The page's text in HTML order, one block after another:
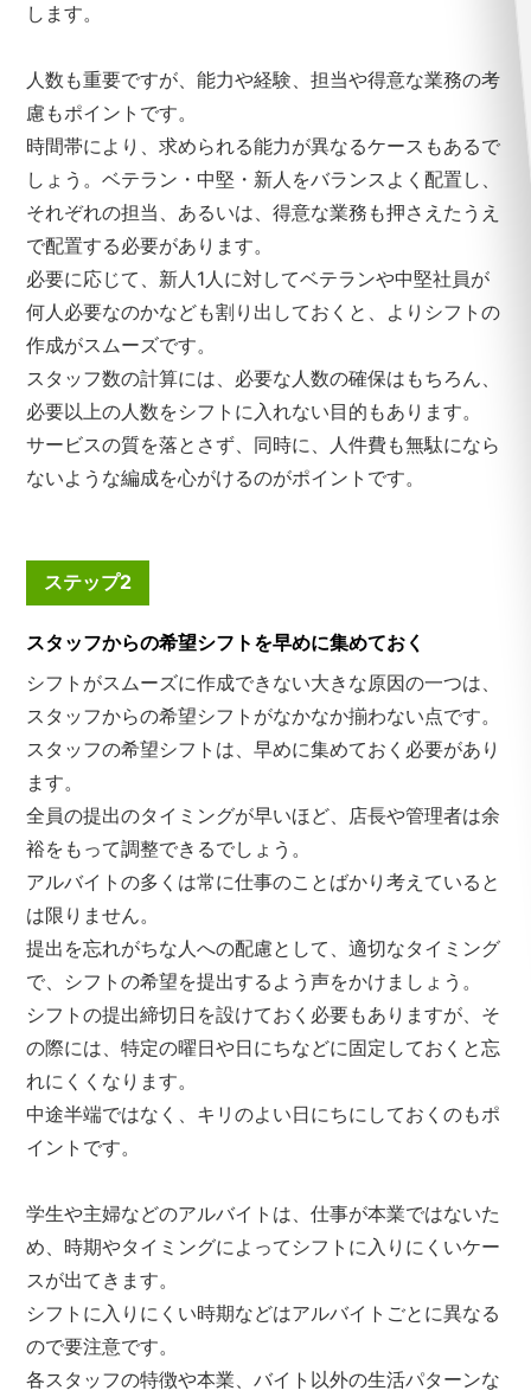
します。
人数も重要ですが、能力や経験、担当や得意な業務の考
慮もポイントです。
時間帯により、求められる能力が異なるケースもあるで
しょう。ベテラン・中堅・新人をバランスよく配置し、
それぞれの担当、あるいは、得意な業務も押さえたうえ
で配置する必要があります。
必要に応じて、新人1人に対してベテランや中堅社員が
何人必要なのかなども割り出しておくと、よりシフトの
作成がスムーズです。
スタッフ数の計算には、必要な人数の確保はもちろん、
必要以上の人数をシフトに入れない目的もあります。
サービスの質を落とさず、同時に、人件費も無駄になら
ないような編成を心がけるのがポイントです。
ステップ2
スタッフからの希望シフトを早めに集めておく
シフトがスムーズに作成できない大きな原因の一つは、
スタッフからの希望シフトがなかなか揃わない点です。
スタッフの希望シフトは、早めに集めておく必要があり
ます。
全員の提出のタイミングが早いほど、店長や管理者は余
裕をもって調整できるでしょう。
アルバイトの多くは常に仕事のことばかり考えていると
は限りません。
提出を忘れがちな人への配慮として、適切なタイミング
で、シフトの希望を提出するよう声をかけましょう。
シフトの提出締切日を設けておく必要もありますが、そ
の際には、特定の曜日や日にちなどに固定しておくと忘
れにくくなります。
中途半端ではなく、キリのよい日にちにしておくのもポ
イントです。
学生や主婦などのアルバイトは、仕事が本業ではないた
め、時期やタイミングによってシフトに入りにくいケー
スが出てきます。
シフトに入りにくい時期などはアルバイトごとに異なる
ので要注意です。
各スタッフの特徴や本業、バイト以外の生活パターンな